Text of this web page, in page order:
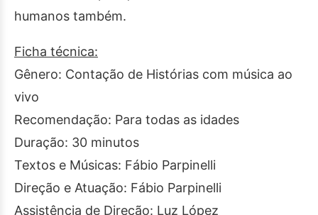
humanos também.
Ficha técnica:
Gênero: Contação de Histórias com música ao
vivo
Recomendação: Para todas as idades
Duração: 30 minutos
Textos e Músicas: Fábio Parpinelli
Direção e Atuação: Fábio Parpinelli
Assistência de Direção: Luz López